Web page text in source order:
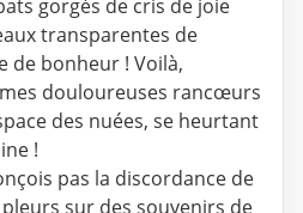
gorgés de cris de joie
transparentes de
de bonheur ! Voilà,
douloureuses rancœurs
des nuées, se heurtant
!
pas la discordance de
sur des souvenirs de